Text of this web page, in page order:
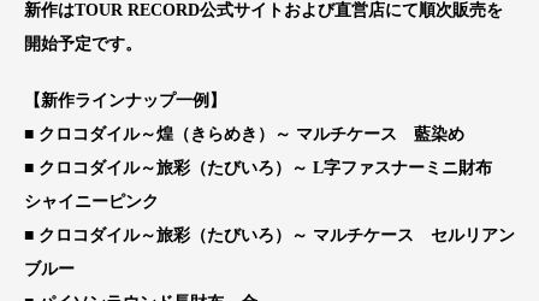
新作はTOUR RECORD公式サイトおよび直営店にて順次販売を
開始予定です。
【新作ラインナップ一例】
■ クロコダイル～煌（きらめき）～ マルチケース 藍染め
■ クロコダイル～旅彩（たびいろ）～ L字ファスナーミニ財布
シャイニーピンク
■ クロコダイル～旅彩（たびいろ）～ マルチケース セルリアン
ブルー